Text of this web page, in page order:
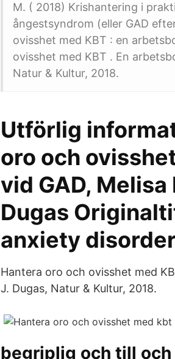
M. ( 2018) Krishantering i
ångestsyndrom (eller GAD
ovisshet med KBT : en
ovisshet med KBT . En
Natur & Kultur, 2018.
Utförlig
oro och
vid GAD,
Dugas
anxiety
Hantera oro och ovisshet med
J. Dugas, Natur & Kultur, 2018.
begriplig och till